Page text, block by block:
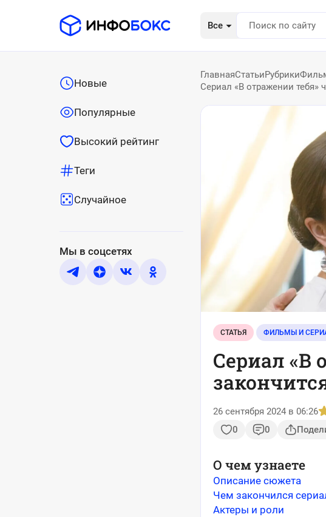
Все
Новые
Популярные
Высокий рейтинг
Теги
Случайное
Мы в соцсетях
ГлавнаяСтатьиРубрики
Сериал «В отражении тебя»
СТАТЬЯ ФИЛЬМЫ И
Сериал «В
26 сентября 2024 в 06:26
0
0
О чем узнаете
Описание сюжета
Чем закончился
Актеры и роли